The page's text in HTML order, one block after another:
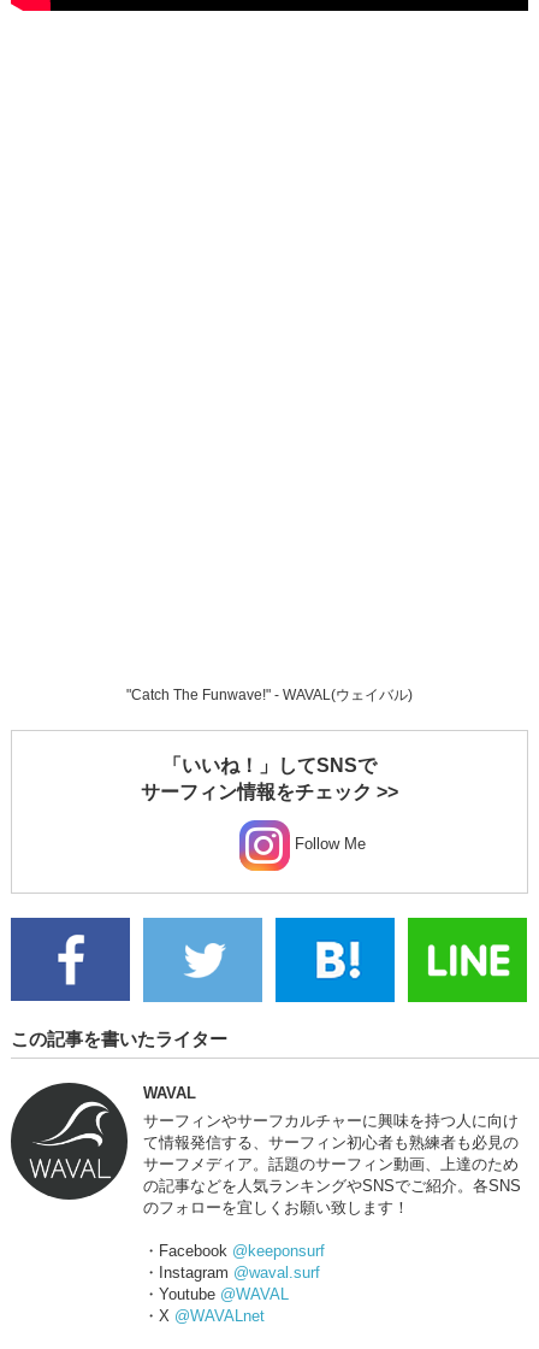
"Catch The Funwave!" - WAVAL(ウェイバル)
「いいね！」してSNSで
サーフィン情報をチェック >>
Follow Me
この記事を書いたライター
WAVAL
サーフィンやサーフカルチャーに興味を持つ人に向け
て情報発信する、サーフィン初心者も熟練者も必見の
サーフメディア。話題のサーフィン動画、上達のため
の記事などを人気ランキングやSNSでご紹介。各SNS
のフォローを宜しくお願い致します！
・Facebook @keeponsurf
・Instagram @waval.surf
・Youtube @WAVAL
・X @WAVALnet